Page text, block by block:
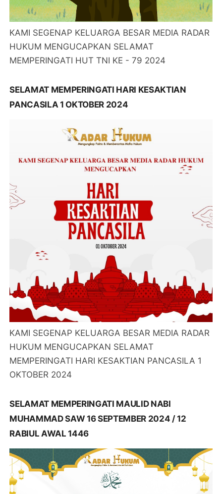
KAMI SEGENAP KELUARGA BESAR MEDIA RADAR
HUKUM MENGUCAPKAN SELAMAT
MEMPERINGATI HUT TNI KE - 79 2024
SELAMAT MEMPERINGATI HARI KESAKTIAN
PANCASILA 1 OKTOBER 2024
KAMI SEGENAP KELUARGA BESAR MEDIA RADAR
HUKUM MENGUCAPKAN SELAMAT
MEMPERINGATI HARI KESAKTIAN PANCASILA 1
OKTOBER 2024
SELAMAT MEMPERINGATI MAULID NABI
MUHAMMAD SAW 16 SEPTEMBER 2024 / 12
RABIUL AWAL 1446